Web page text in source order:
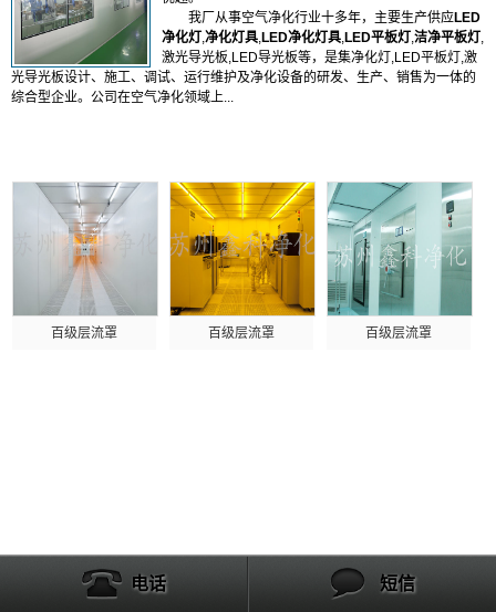
我厂从事空气净化行业十多年， 主要生产供应LED
净化灯,净化灯具,LED净化灯具,LED平板灯,洁净平板灯,
激光导光板,LED导光板等， 是集净化灯,LED平板灯,激
光导光板设计、施工、调试、运行维护及净化设备的研发、生产、销售为一体的
综合型企业。公司在空气净化领域上...
百级层流罩 百级层流罩 百级层流罩
电话 短信